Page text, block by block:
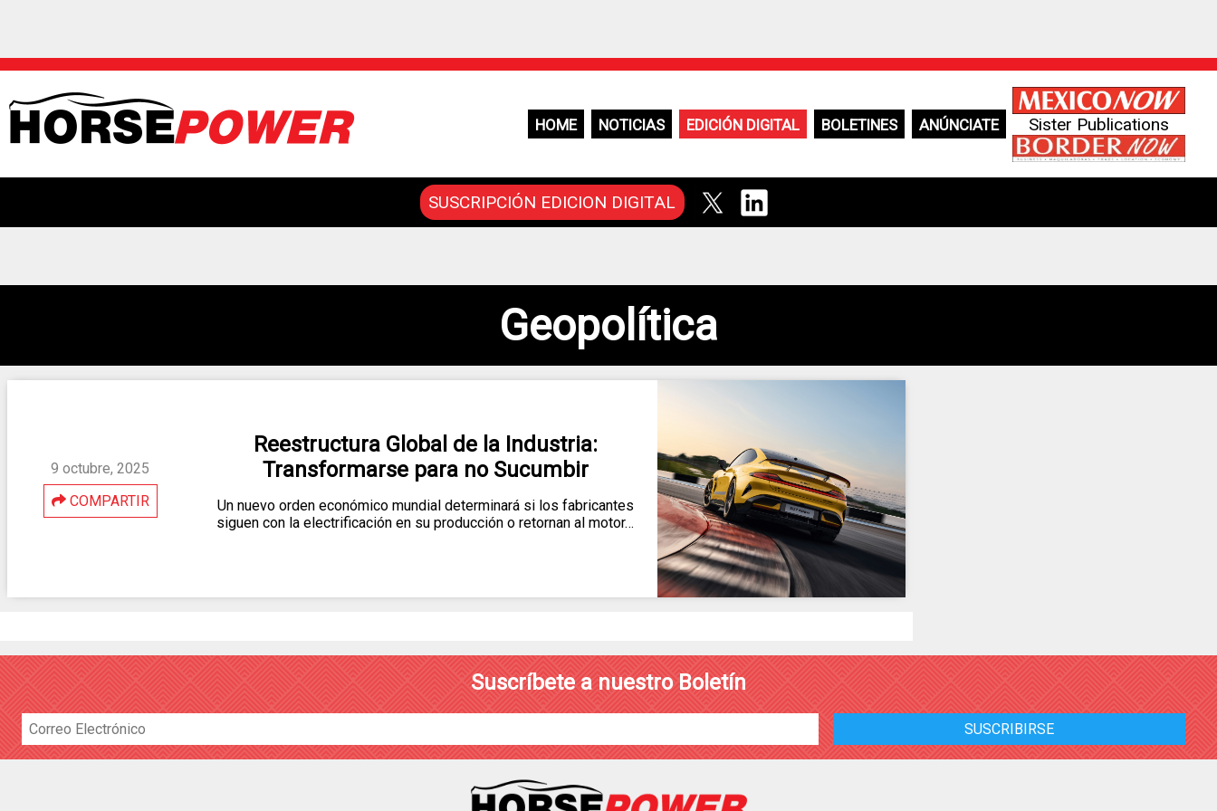
HOME NOTICIAS EDICIÓN DIGITAL BOLETINES ANÚNCIATE Sister Publications
SUSCRIPCIÓN EDICION DIGITAL
Geopolítica
9 octubre, 2025
COMPARTIR
Reestructura Global de la Industria:
Transformarse para no Sucumbir
Un nuevo orden económico mundial determinará si los fabricantes
siguen con la electrificación en su producción o retornan al motor…
Suscríbete a nuestro Boletín